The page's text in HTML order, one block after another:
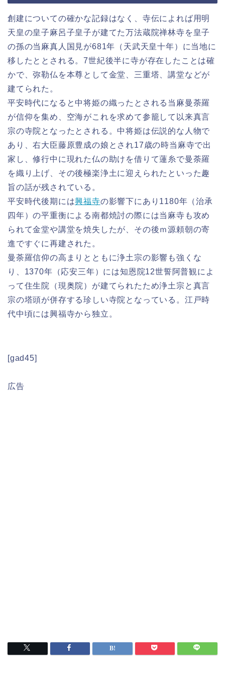
創建についての確かな記録はなく、寺伝によれば用明
天皇の皇子麻呂子皇子が建てた万法蔵院禅林寺を皇子
の孫の当麻真人国見が681年（天武天皇十年）に当地に
移したととされる。7世紀後半に寺が存在したことは確
かで、弥勒仏を本尊として金堂、三重塔、講堂などが
建てられた。
平安時代になると中将姫の織ったとされる当麻曼荼羅
が信仰を集め、空海がこれを求めて参籠して以来真言
宗の寺院となったとされる。中将姫は伝説的な人物で
あり、右大臣藤原豊成の娘とされ17歳の時当麻寺で出
家し、修行中に現れた仏の助けを借りて蓮糸で曼荼羅
を織り上げ、その後極楽浄土に迎えられたといった趣
旨の話が残されている。
平安時代後期には興福寺の影響下にあり1180年（治承
四年）の平重衡による南都焼討の際には当麻寺も攻め
られて金堂や講堂を焼失したが、その後ｍ源頼朝の寄
進ですぐに再建された。
曼荼羅信仰の高まりとともに浄土宗の影響も強くな
り、1370年（応安三年）には知恩院12世誓阿普観によ
って住生院（現奥院）が建てられたため浄土宗と真言
宗の塔頭が併存する珍しい寺院となっている。江戸時
代中頃には興福寺から独立。
[gad45]
広告